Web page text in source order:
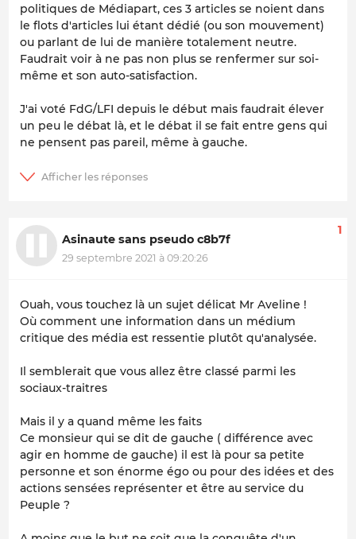
politiques de Médiapart, ces 3 articles se noient dans
le flots d'articles lui étant dédié (ou son mouvement)
ou parlant de lui de manière totalement neutre.
Faudrait voir à ne pas non plus se renfermer sur soi-
même et son auto-satisfaction.
J'ai voté FdG/LFI depuis le début mais faudrait élever
un peu le débat là, et le débat il se fait entre gens qui
ne pensent pas pareil, même à gauche.
Asinaute sans pseudo c8b7f
29 septembre 2021 à 09:20:26
1
Ouah, vous touchez là un sujet délicat Mr Aveline !
Où comment une information dans un médium
critique des média est ressentie plutôt qu'analysée.
Il semblerait que vous allez être classé parmi les
sociaux-traitres
Mais il y a quand même les faits
Ce monsieur qui se dit de gauche ( différence avec
agir en homme de gauche) il est là pour sa petite
personne et son énorme égo ou pour des idées et des
actions sensées représenter et être au service du
Peuple ?